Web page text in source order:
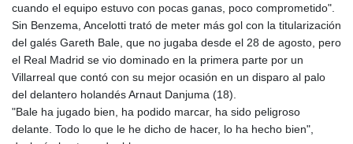
cuando el equipo estuvo con pocas ganas, poco comprometido".
Sin Benzema, Ancelotti trató de meter más gol con la titularización
del galés Gareth Bale, que no jugaba desde el 28 de agosto, pero
el Real Madrid se vio dominado en la primera parte por un
Villarreal que contó con su mejor ocasión en un disparo al palo
del delantero holandés Arnaut Danjuma (18).
"Bale ha jugado bien, ha podido marcar, ha sido peligroso
delante. Todo lo que le he dicho de hacer, lo ha hecho bien",